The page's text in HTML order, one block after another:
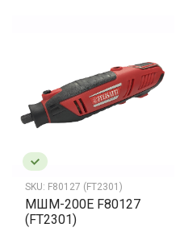
SKU: F80127 (FT2301)
МШМ-200Е F80127
(FT2301)